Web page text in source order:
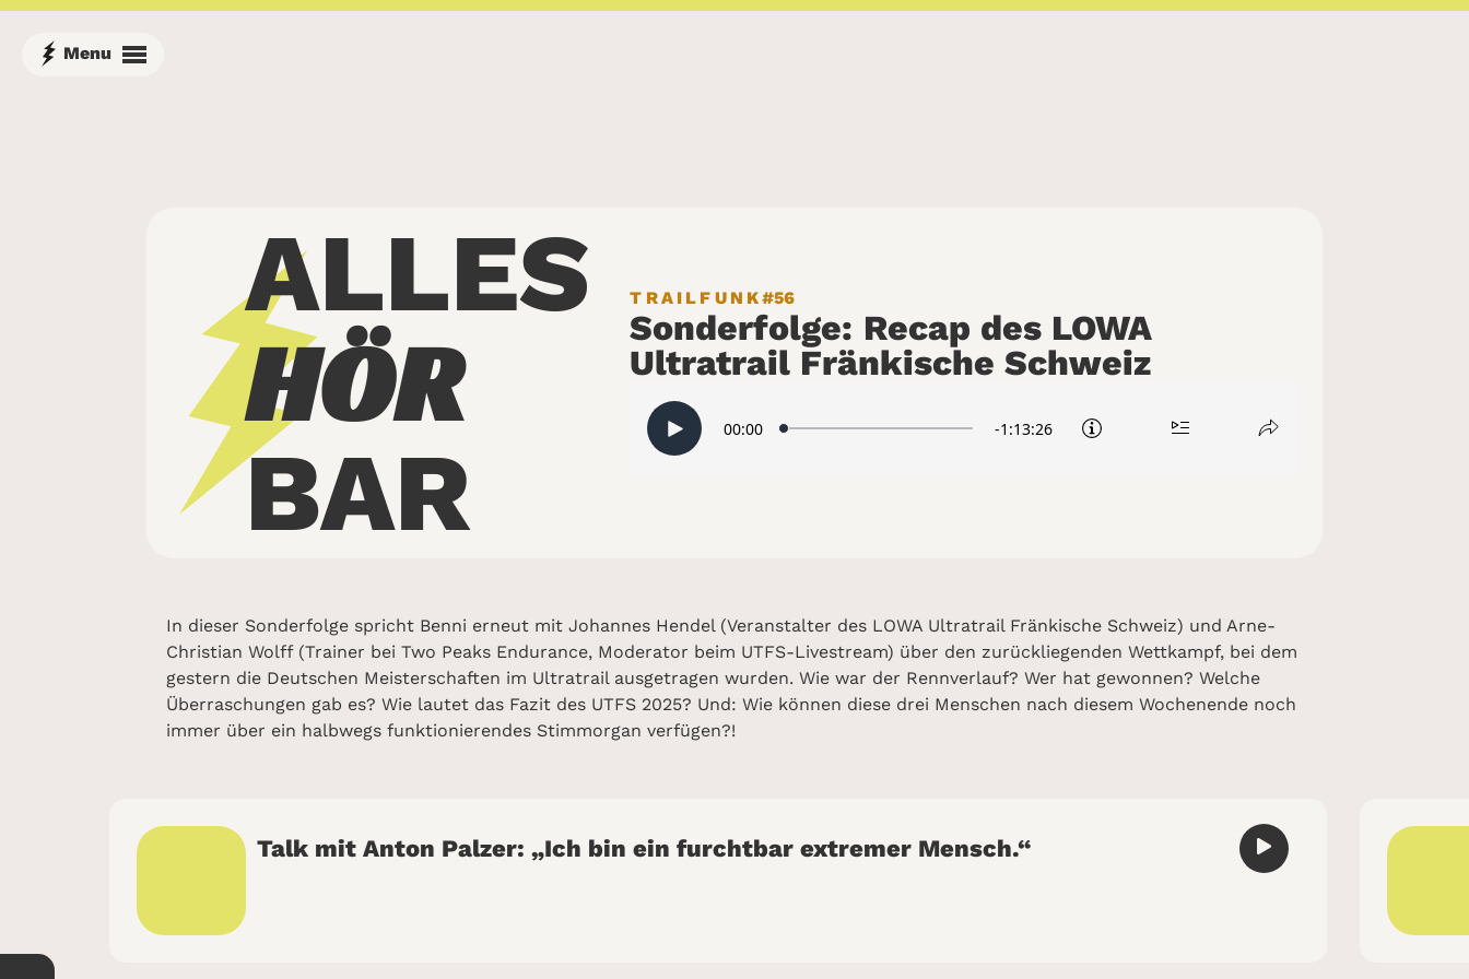
ALLES
HÖR
BAR
TRAILFUNK#56
Sonderfolge: Recap des LOWA
Ultratrail Fränkische Schweiz
In dieser Sonderfolge spricht Benni erneut mit Johannes Hendel (Veranstalter des LOWA Ultratrail Fränkische Schweiz) und Arne-
Christian Wolff (Trainer bei Two Peaks Endurance, Moderator beim UTFS-Livestream) über den zurückliegenden Wettkampf, bei dem
gestern die Deutschen Meisterschaften im Ultratrail ausgetragen wurden. Wie war der Rennverlauf? Wer hat gewonnen? Welche
Überraschungen gab es? Wie lautet das Fazit des UTFS 2025? Und: Wie können diese drei Menschen nach diesem Wochenende noch
immer über ein halbwegs funktionierendes Stimmorgan verfügen?!
Talk mit Anton Palzer: „Ich bin ein furchtbar extremer Mensch.“